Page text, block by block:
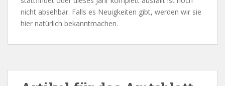
nicht absehbar. Falls es Neuigkeiten gibt, werden wir sie
hier natürlich bekanntmachen.